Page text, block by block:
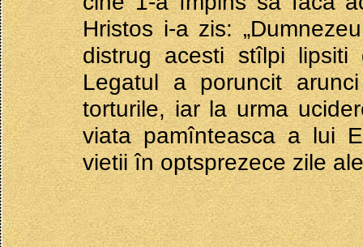
Hristos i-a zis:
distrug acesti stîlpi
Legatul a poruncit
torturile, iar la urma
viata pamînteasca a lui
vietii în optsprezece zile